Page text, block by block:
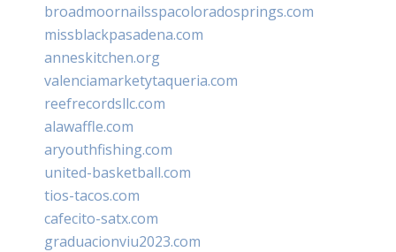
broadmoornailsspacoloradosprings.com
missblackpasadena.com
anneskitchen.org
valenciamarketytaqueria.com
reefrecordsllc.com
alawaffle.com
aryouthfishing.com
united-basketball.com
tios-tacos.com
cafecito-satx.com
graduacionviu2023.com